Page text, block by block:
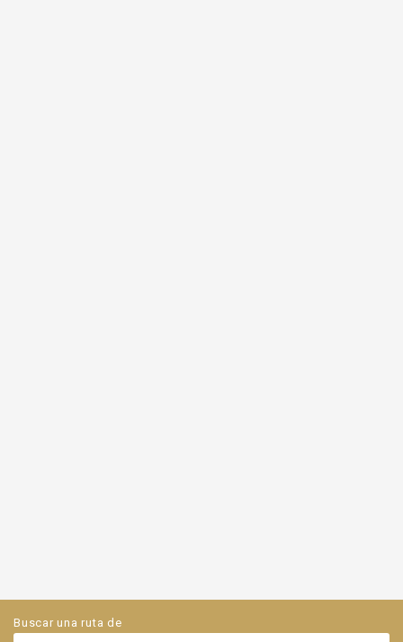
Buscar una ruta de